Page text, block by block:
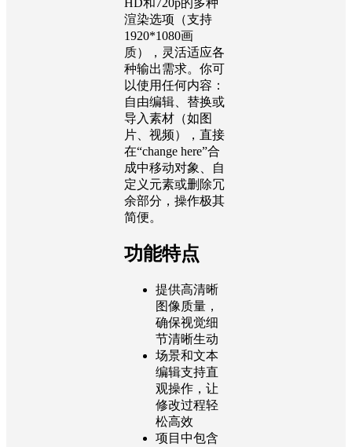
渲染选项（支持
1920*1080画
质），灵活适应各
种输出需求。你可
以使用任何内容：
自由编辑、替换或
导入素材（如图
片、视频），直接
在“change here”合
成中移动对象、自
定义元素或删除冗
余部分，操作极其
简便。
功能特点
提供高清晰
图像质量，
确保视觉细
节清晰生动
场景和文本
编辑支持直
观操作，让
修改过程轻
松高效
项目中包含